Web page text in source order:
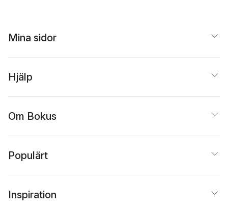
Mina sidor
Hjälp
Om Bokus
Populärt
Inspiration